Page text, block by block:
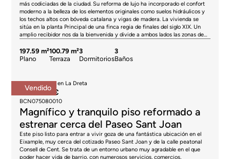
más codiciadas de la ciudad. Su reforma de lujo ha incorporado el confort
moderno a la belleza de los elementos originales como suelos hidráulicos y
los techos altos con bóveda catalana y vigas de madera. La vivienda se
sitúa en la planta Principal de una finca regia de finales del siglo XIX. Un
amplio recibidor nos da la bienvenida y divide a ambos lados las zonas de
muy luminoso y el lugar perfecto para tu día a día. Éste da paso a una
galería de 28 m2 con suelos hidráulicos, un espacio ideal para crear un
da al patio de manzana. Es muy tranquila y todo un oasis en medio de la
gran ciudad, que te permitirá disfrutar al aire libre de casi todo lo que
imagines. Desde reuniones con amigos y familiares hasta juegos, o
simplemente relajarte. La zona de noche tiene 3 habitaciones dobles
exteriores con vistas al Paseo Sant Joan y armarios. La maravillosa master
suite dispone de cuarto de baño con ducha y bañera. Asimismo, hay una
junior suite con cuarto de baño propio. El tercer dormitorio tiene al lado un
cuarto de baño independiente. Por último, hay un aseo de cortesía en la
entrada de la vivienda. El piso está equipado con materiales y acabados de
la máxima calidad, suelos de parquet, aire acondicionado por conductos,
197.59 m²
Plano
100.79 m²
Terraza
3
Dormitorios
3
Baños
Vendido
Pisos en venta en La Dreta
650.000 €
BCN075080010
Magnífico y tranquilo piso reformado a
estrenar cerca del Paseo Sant Joan
Este piso listo para entrar a vivir goza de una fantástica ubicación en el
Eixample, muy cerca del cotizado Paseo Sant Joan y de la calle peatonal
Consell de Cent. Se trata de un entorno urbano muy agradable en el que
poder hacer vida de barrio, con numerosos servicios, comercios,